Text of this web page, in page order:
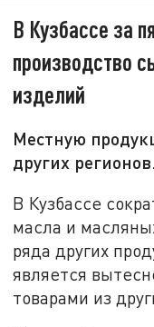
В Кузбассе за
производство
изделий
Местную
других регионов.
В Кузбассе
масла и
ряда других
является
товарами из